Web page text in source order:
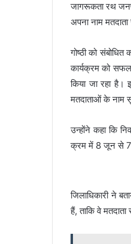
जागरूकता रथ
अपना नाम
गोष्ठी को
कार्यक्रम को
किया जा रहा है।
मतदाताओं के नाम
उन्होंने कहा कि
क्रम में 8 जून से 7
जिलाधिकारी ने
हैं, ताकि वे